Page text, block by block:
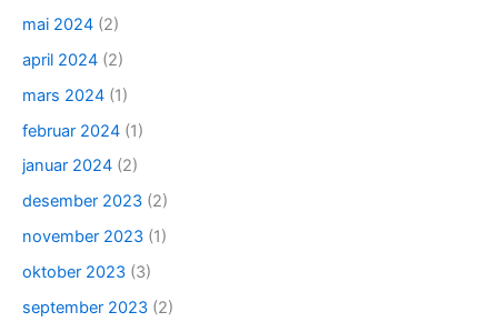
mai 2024 (2)
april 2024 (2)
mars 2024 (1)
februar 2024 (1)
januar 2024 (2)
desember 2023 (2)
november 2023 (1)
oktober 2023 (3)
september 2023 (2)